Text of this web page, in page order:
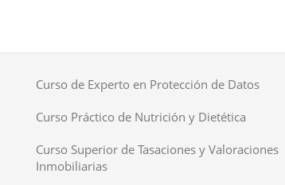
Curso de Experto en Protección de Datos
Curso Práctico de Nutrición y Dietética
Curso Superior de Tasaciones y Valoraciones
Inmobiliarias